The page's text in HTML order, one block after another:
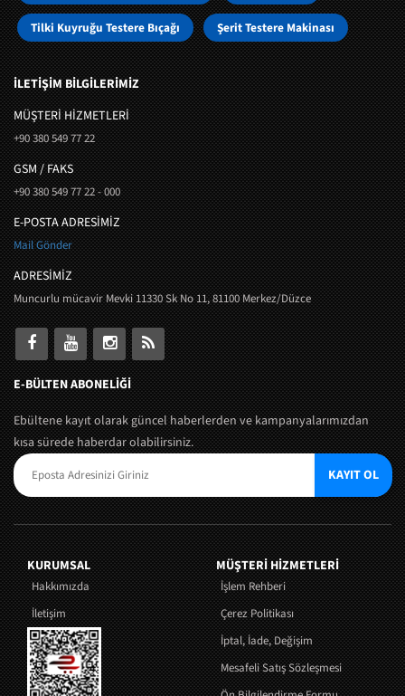
Tilki Kuyruğu Testere Bıçağı Şerit Testere Makinası
İLETİŞİM BİLGİLERİMİZ
MÜŞTERI HIZMETLERI
+90 380 549 77 22
GSM / FAKS
+90 380 549 77 22 - 000
E-POSTA ADRESİMİZ
Mail Gönder
ADRESİMİZ
Muncurlu mücavir Mevki 11330 Sk No 11, 81100 Merkez/Düzce
E-BÜLTEN ABONELİĞİ
Ebültene kayıt olarak güncel haberlerden ve kampanyalarımızdan
kısa sürede haberdar olabilirsiniz.
KAYIT OL
KURUMSAL
Hakkımızda
İletişim
MÜŞTERI HIZMETLERI
İşlem Rehberi
Çerez Politikası
İptal, İade, Değişim
Mesafeli Satış Sözleşmesi